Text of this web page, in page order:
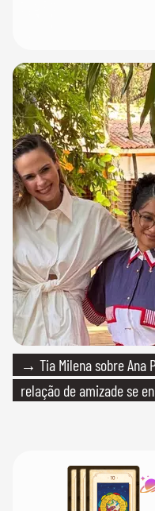
→ Tia Milena sobre Ana
relação de amizade se